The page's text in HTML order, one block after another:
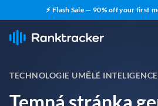
⚡ Flash Sale — 90% off your first
TECHNOLOGIE UMĚLÉ INTELIGENCE